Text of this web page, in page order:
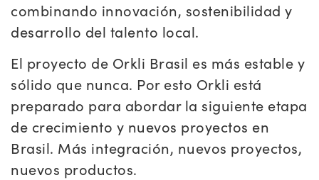
combinando innovación, sostenibilidad y
desarrollo del talento local.
El proyecto de Orkli Brasil es más estable y
sólido que nunca. Por esto Orkli está
preparado para abordar la siguiente etapa
de crecimiento y nuevos proyectos en
Brasil. Más integración, nuevos proyectos,
nuevos productos.